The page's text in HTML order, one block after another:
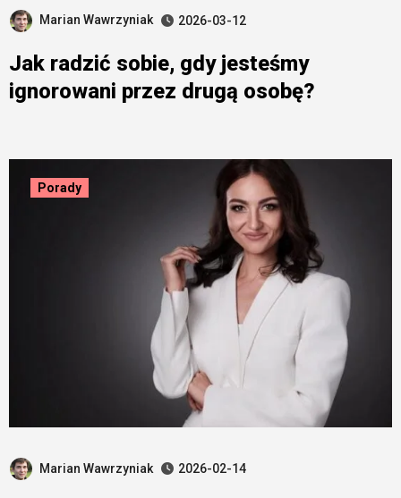
Marian Wawrzyniak 2026-03-12
Jak radzić sobie, gdy jesteśmy
ignorowani przez drugą osobę?
Porady
Marian Wawrzyniak 2026-02-14